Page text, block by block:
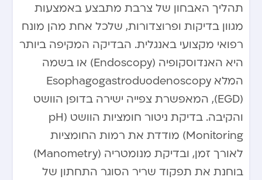
תהליך האבחון של צרבת מתבצע באמצעות
מגוון בדיקות ופרוצדורות, שלכל אחת מהן מונח
רפואי מקצועי באנגלית. הבדיקה המקיפה ביותר
היא האנדוסקופיה (Endoscopy) או בשמה
המלא Esophagogastroduodenoscopy
(EGD), המאפשרת צפייה ישירה בדופן הוושט
והקיבה. בדיקת ניטור חומציות הוושט (pH
Monitoring) מודדת את רמות החומציות
לאורך זמן, ובדיקת מנומטריה (Manometry)
בוחנת את תפקוד שריר הסוגר התחתון של